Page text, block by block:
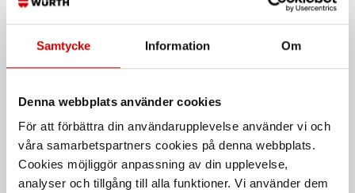
Samtycke Information Om
Denna webbplats använder cookies
För att förbättra din användarupplevelse använder vi och
våra samarbetspartners cookies på denna webbplats.
Cookies möjliggör anpassning av din upplevelse,
analyser och tillgång till alla funktioner. Vi använder dem
Skyddssko MODYF
Mycket luftig, låg vikt och
strumpliknande konstruktion för
optimal passform.
Spärrblocknyckel Würth
Multinycklar för 4-kant, 6-kant
m.m./tum, TX & 12-kant